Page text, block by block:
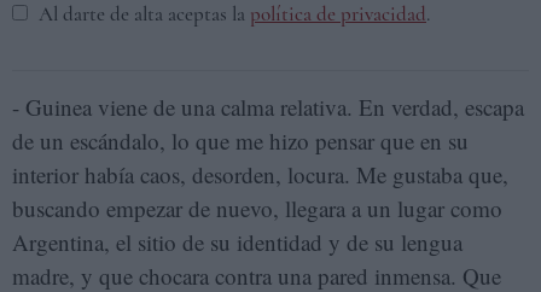
Al darte de alta aceptas la política de privacidad.
- Guinea viene de una calma relativa. En verdad, escapa
de un escándalo, lo que me hizo pensar que en su
interior había caos, desorden, locura. Me gustaba que,
buscando empezar de nuevo, llegara a un lugar como
Argentina, el sitio de su identidad y de su lengua
madre, y que chocara contra una pared inmensa. Que